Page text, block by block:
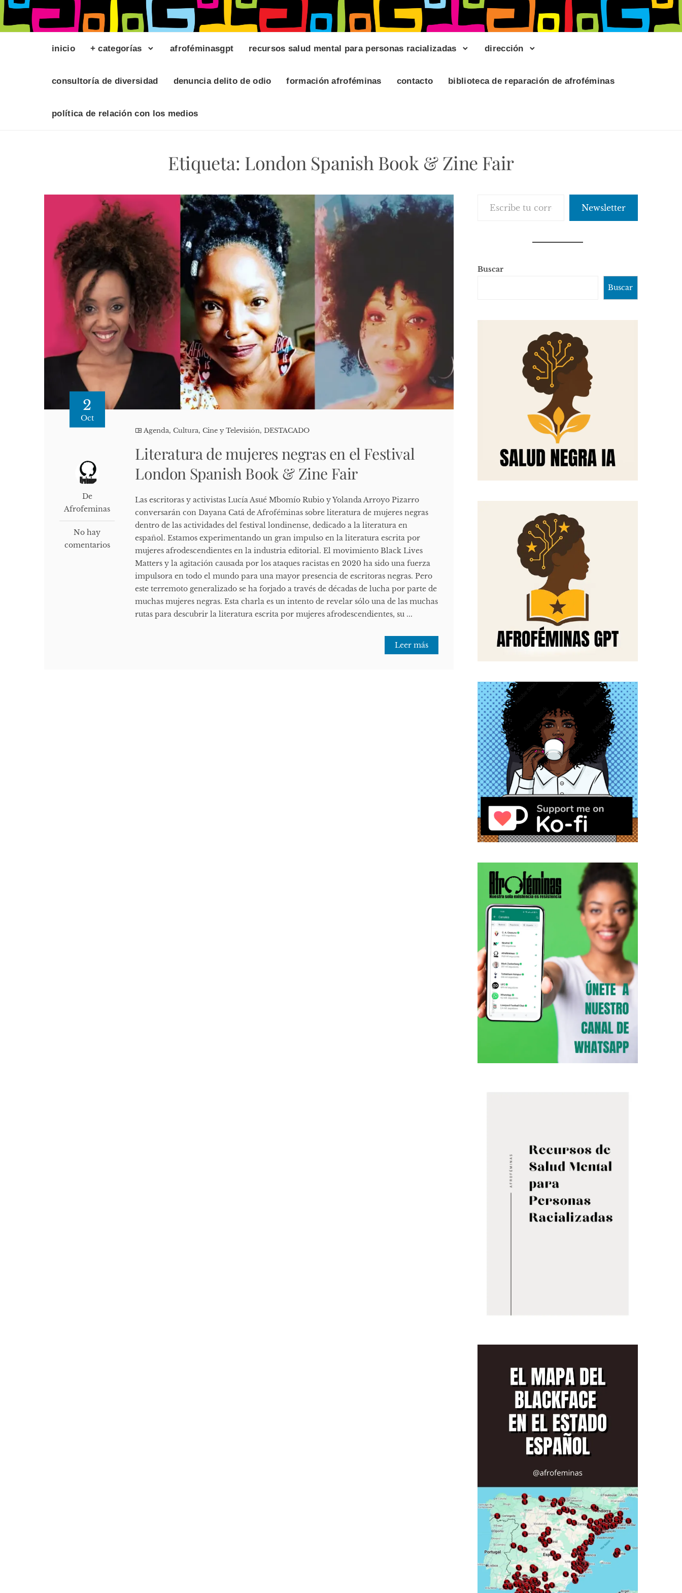
inicio + categorías afroféminasgpt recursos salud mental para personas racializadas dirección
consultoría de diversidad denuncia delito de odio formación afroféminas contacto biblioteca de reparación de afroféminas
política de relación con los medios
Etiqueta: London Spanish Book & Zine Fair
2
Oct
De
Afrofeminas
No hay
comentarios
Agenda,Cultura, Cine y Televisión,DESTACADO
Literatura de mujeres negras en el Festival
London Spanish Book & Zine Fair
Las escritoras y activistas Lucía Asué Mbomío Rubio y Yolanda Arroyo Pizarro
conversarán con Dayana Catá de Afroféminas sobre literatura de mujeres negras
dentro de las actividades del festival londinense, dedicado a la literatura en
español. Estamos experimentando un gran impulso en la literatura escrita por
mujeres afrodescendientes en la industria editorial. El movimiento Black Lives
Matters y la agitación causada por los ataques racistas en 2020 ha sido una fuerza
impulsora en todo el mundo para una mayor presencia de escritoras negras. Pero
este terremoto generalizado se ha forjado a través de décadas de lucha por parte de
muchas mujeres negras. Esta charla es un intento de revelar sólo una de las muchas
rutas para descubrir la literatura escrita por mujeres afrodescendientes, su ...
Leer más
Newsletter
Buscar
Buscar